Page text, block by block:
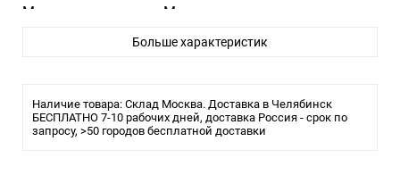
Материал арматуры Металл
Цвет арматуры ЧерныйБольше характеристик
Наличие товара: Склад Москва. Доставка в Челябинск
БЕСПЛАТНО 7-10 рабочих дней, доставка Россия - срок по
запросу, >50 городов бесплатной доставки